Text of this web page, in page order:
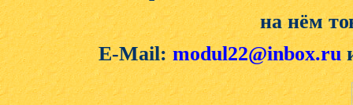
на нём
E-Mail:modul22@inbox.ru